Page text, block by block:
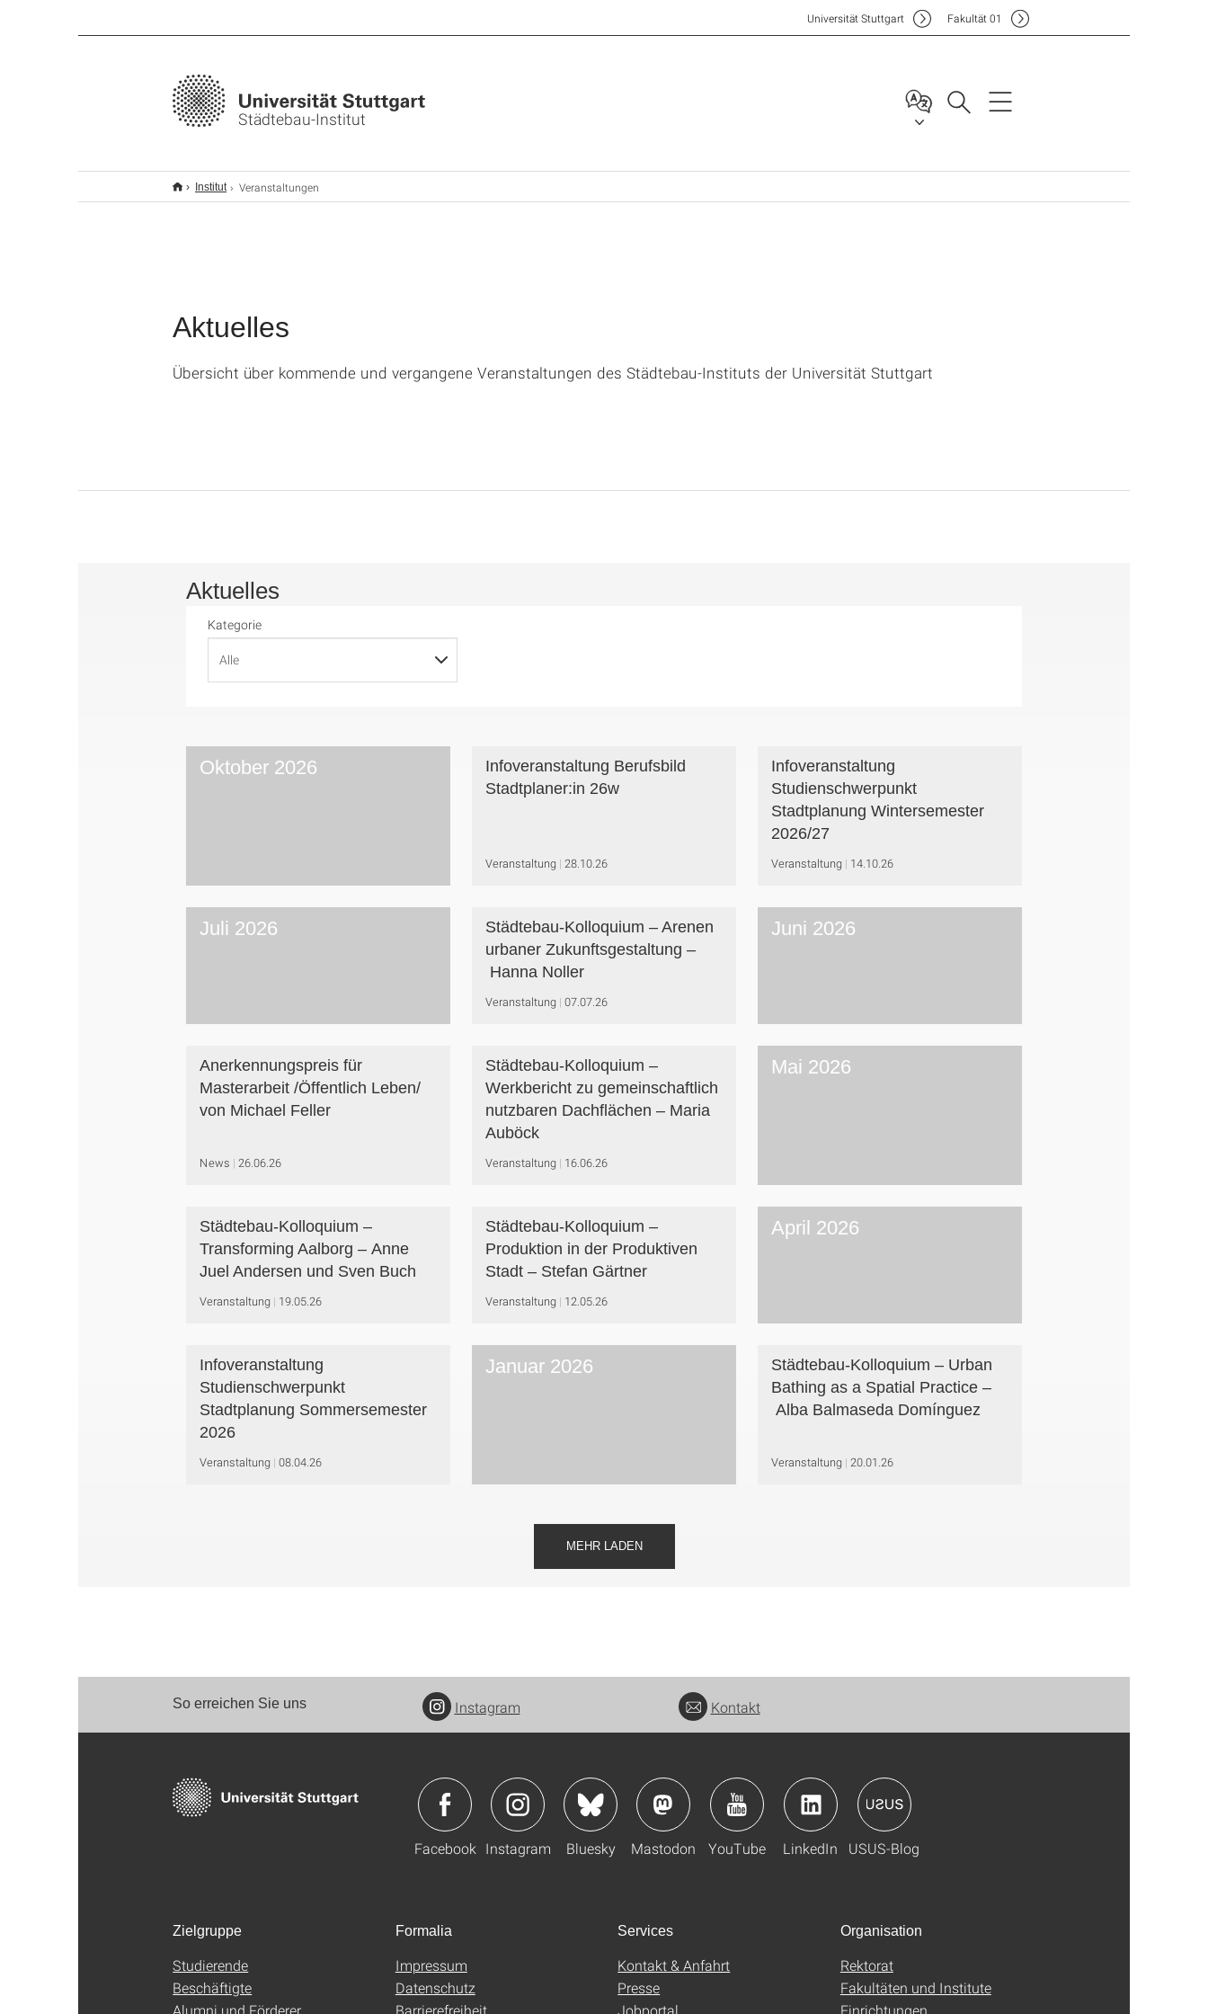
Städtebau-Institut
Universität Stuttgart Fakultät01
Institut Veranstaltungen
Aktuelles
Übersicht über kommende und vergangene Veranstaltungen des Städtebau-Instituts der Universität Stuttgart
Aktuelles
Kategorie
Oktober 2026
Infoveranstaltung Berufsbild
Stadtplaner:in 26w
Veranstaltung 28.10.26
Infoveranstaltung
Studienschwerpunkt
Stadtplanung Wintersemester
2026/27
Veranstaltung 14.10.26
Juli 2026
Städtebau-Kolloquium – Arenen
urbaner Zukunftsgestaltung –
Hanna Noller
Veranstaltung 07.07.26
Juni 2026
Anerkennungspreis für
Masterarbeit /Öffentlich Leben/
von Michael Feller
News 26.06.26
Städtebau-Kolloquium –
Werkbericht zu gemeinschaftlich
nutzbaren Dachflächen – Maria
Auböck
Veranstaltung 16.06.26
Mai 2026
Städtebau-Kolloquium –
Transforming Aalborg – Anne
Juel Andersen und Sven Buch
Veranstaltung 19.05.26
Städtebau-Kolloquium –
Produktion in der Produktiven
Stadt – Stefan Gärtner
Veranstaltung 12.05.26
April 2026
Infoveranstaltung
Studienschwerpunkt
Stadtplanung Sommersemester
2026
Veranstaltung 08.04.26
Januar 2026
Städtebau-Kolloquium – Urban
Bathing as a Spatial Practice –
Alba Balmaseda Domínguez
Veranstaltung 20.01.26
MEHR LADEN
So erreichen Sie uns Instagram Kontakt
Facebook Instagram Bluesky Mastodon YouTube LinkedIn USUS-Blog
Zielgruppe
Studierende
Beschäftigte
Alumni und Förderer
Formalia
Impressum
Datenschutz
Barrierefreiheit
Services
Kontakt & Anfahrt
Presse
Jobportal
Organisation
Rektorat
Fakultäten und Institute
Einrichtungen